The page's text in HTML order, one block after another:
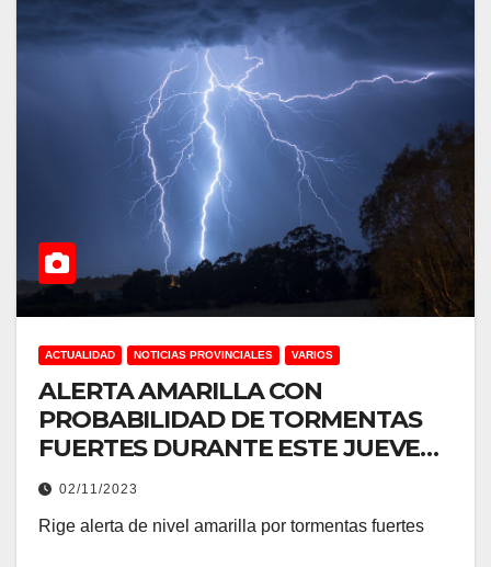
ACTUALIDAD NOTICIAS PROVINCIALES VARIOS
ALERTA AMARILLA CON
PROBABILIDAD DE TORMENTAS
FUERTES DURANTE ESTE JUEVES
EN LA PROVINCIA
02/11/2023
Rige alerta de nivel amarilla por tormentas fuertes